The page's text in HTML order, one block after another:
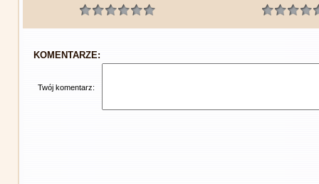
KOMENTARZE:
Twój komentarz: